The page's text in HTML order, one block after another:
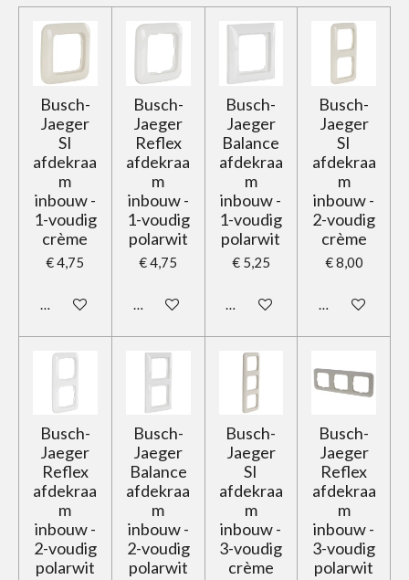
Busch-
Jaeger
SI
afdekraa
m
inbouw -
1-voudig
crème
€ 4,75
In winkelwagen
Busch-
Jaeger
Reflex
afdekraa
m
inbouw -
1-voudig
polarwit
€ 4,75
In winkelwagen
Busch-
Jaeger
Balance
afdekraa
m
inbouw -
1-voudig
polarwit
€ 5,25
In winkelwagen
Busch-
Jaeger
SI
afdekraa
m
inbouw -
2-voudig
crème
€ 8,00
In
Busch-
Jaeger
Reflex
afdekraa
m
inbouw -
2-voudig
polarwit
Busch-
Jaeger
Balance
afdekraa
m
inbouw -
2-voudig
polarwit
Busch-
Jaeger
SI
afdekraa
m
inbouw -
3-voudig
crème
Busch-
Jaeger
Reflex
afdekraa
m
inbouw -
3-voudig
polarwit